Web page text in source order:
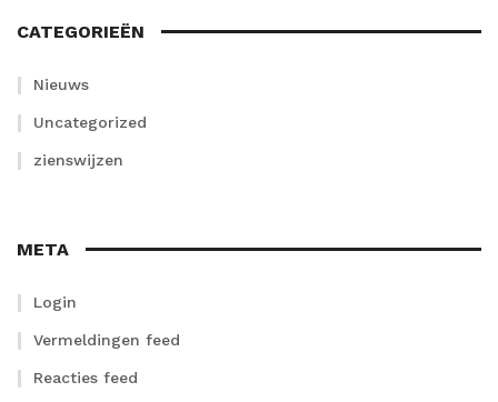
CATEGORIEËN
Nieuws
Uncategorized
zienswijzen
META
Login
Vermeldingen feed
Reacties feed